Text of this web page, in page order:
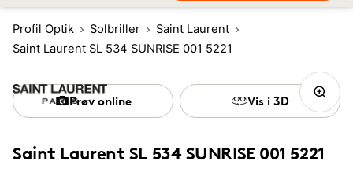
Profil Optik Solbriller
Saint Laurent
Saint Laurent SL 534 SUNRISE 001 5221
Saint Laurent SL 534 SUNRISE 001 5221
Prøv online Vis i 3D